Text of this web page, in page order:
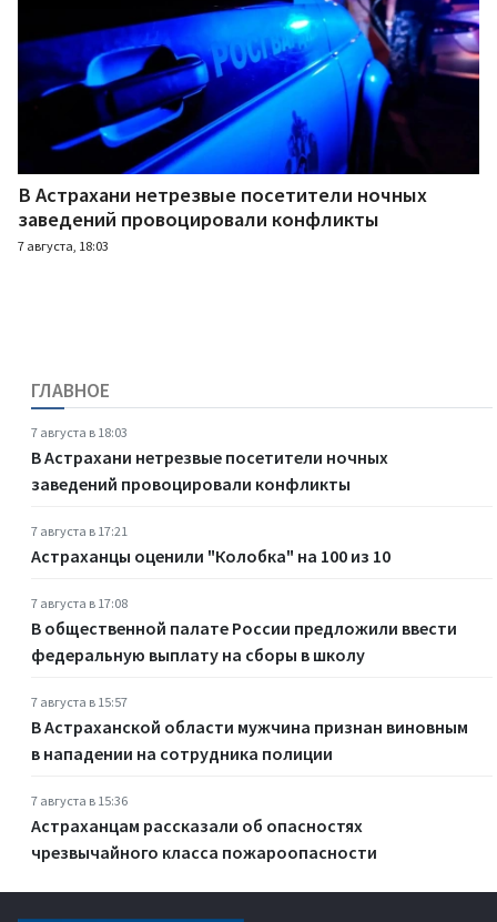
В Астрахани нетрезвые посетители ночных
заведений провоцировали конфликты
7 августа, 18:03
ГЛАВНОЕ
7 августа в 18:03
В Астрахани нетрезвые посетители ночных
заведений провоцировали конфликты
7 августа в 17:21
Астраханцы оценили "Колобка" на 100 из 10
7 августа в 17:08
В общественной палате России предложили ввести
федеральную выплату на сборы в школу
7 августа в 15:57
В Астраханской области мужчина признан виновным
в нападении на сотрудника полиции
7 августа в 15:36
Астраханцам рассказали об опасностях
чрезвычайного класса пожароопасности